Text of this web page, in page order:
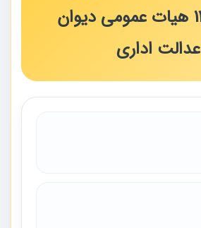
1400/10/7 هیات عمومی دیوان
عدالت اداری